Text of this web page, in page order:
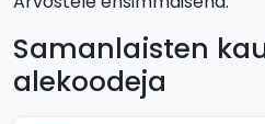
Samanlaisten
alekoodeja